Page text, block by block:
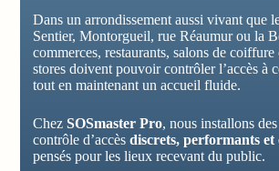
Dans un arrondissement aussi vivant que
Sentier, Montorgueil, rue Réaumur ou la
commerces, restaurants, salons de
stores doivent pouvoir contrôler l’accès à
tout en maintenant un accueil fluide.
Chez SOSmaster Pro, nous installons
contrôle d’accès discrets, performants et
pensés pour les lieux recevant du public.